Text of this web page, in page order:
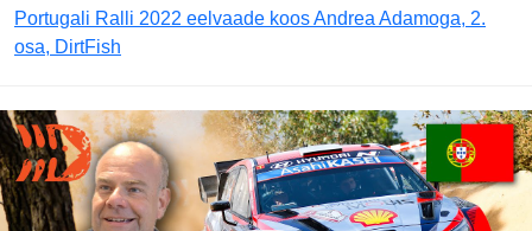
Portugali Ralli 2022 eelvaade koos Andrea Adamoga, 2.
osa, DirtFish